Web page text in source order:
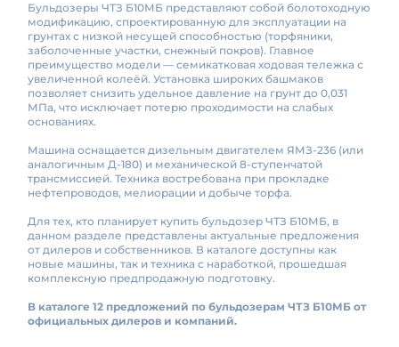
Бульдозеры ЧТЗ Б10МБ представляют собой болотоходную
модификацию, спроектированную для эксплуатации на
грунтах с низкой несущей способностью (торфяники,
заболоченные участки, снежный покров). Главное
преимущество модели — семикатковая ходовая тележка с
увеличенной колеёй. Установка широких башмаков
позволяет снизить удельное давление на грунт до 0,031
МПа, что исключает потерю проходимости на слабых
основаниях.
Машина оснащается дизельным двигателем ЯМЗ-236 (или
аналогичным Д-180) и механической 8-ступенчатой
трансмиссией. Техника востребована при прокладке
нефтепроводов, мелиорации и добыче торфа.
Для тех, кто планирует купить бульдозер ЧТЗ Б10МБ, в
данном разделе представлены актуальные предложения
от дилеров и собственников. В каталоге доступны как
новые машины, так и техника с наработкой, прошедшая
комплексную предпродажную подготовку.
В каталоге 12 предложений по бульдозерам ЧТЗ Б10МБ от
официальных дилеров и компаний.